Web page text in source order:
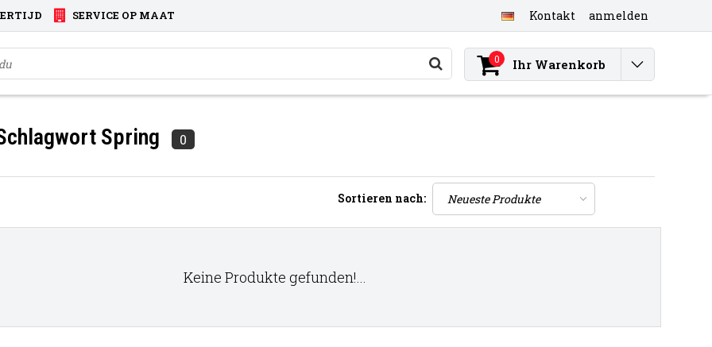
SERVICE OP MAAT Kontakt anmelden
0 Ihr Warenkorb
Spring 0
Sortieren nach:
Keine Produkte gefunden!...